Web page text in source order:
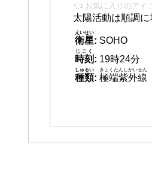
👈 お気に入りのアイ
太陽活動は順調に
衛星
えいせい
: SOHO
時刻
じこく
: 19時24分
種類
しゅるい
: 極端紫外線
きょくたんしがいせん